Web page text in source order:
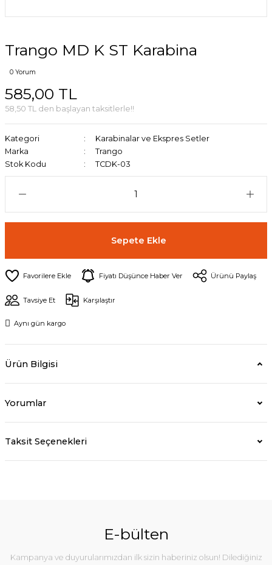
Trango MD K ST Karabina
0 Yorum
585,00 TL
58,50 TL den başlayan taksitlerle!!
Kategori
Karabinalar ve Ekspres Setler
Marka
Trango
Stok Kodu
TCDK-03
Sepete Ekle
Fiyatı Düşünce Haber Ver Ürünü Paylaş
Tavsiye Et Karşılaştır
Aynı gün kargo
Ürün Bilgisi
Yorumlar
Taksit Seçenekleri
E-bülten
Kampanya ve duyurularımızdan ilk sizin haberiniz olsun! Dilediğiniz